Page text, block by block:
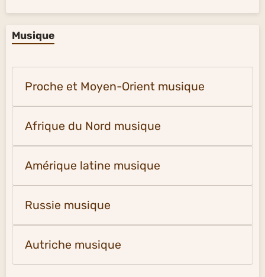
Musique
Proche et Moyen-Orient musique
Afrique du Nord musique
Amérique latine musique
Russie musique
Autriche musique